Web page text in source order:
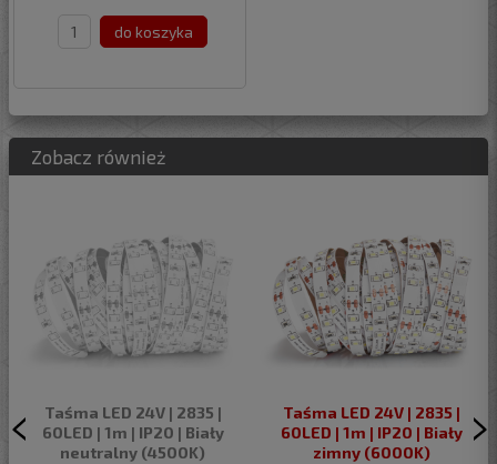
do koszyka
Zobacz również
Taśma LED 24V | 2835 |
60LED | 1m | IP20 | Biały
neutralny (4500K)
Taśma LED 24V | 2835 |
60LED | 1m | IP20 | Biały
zimny (6000K)